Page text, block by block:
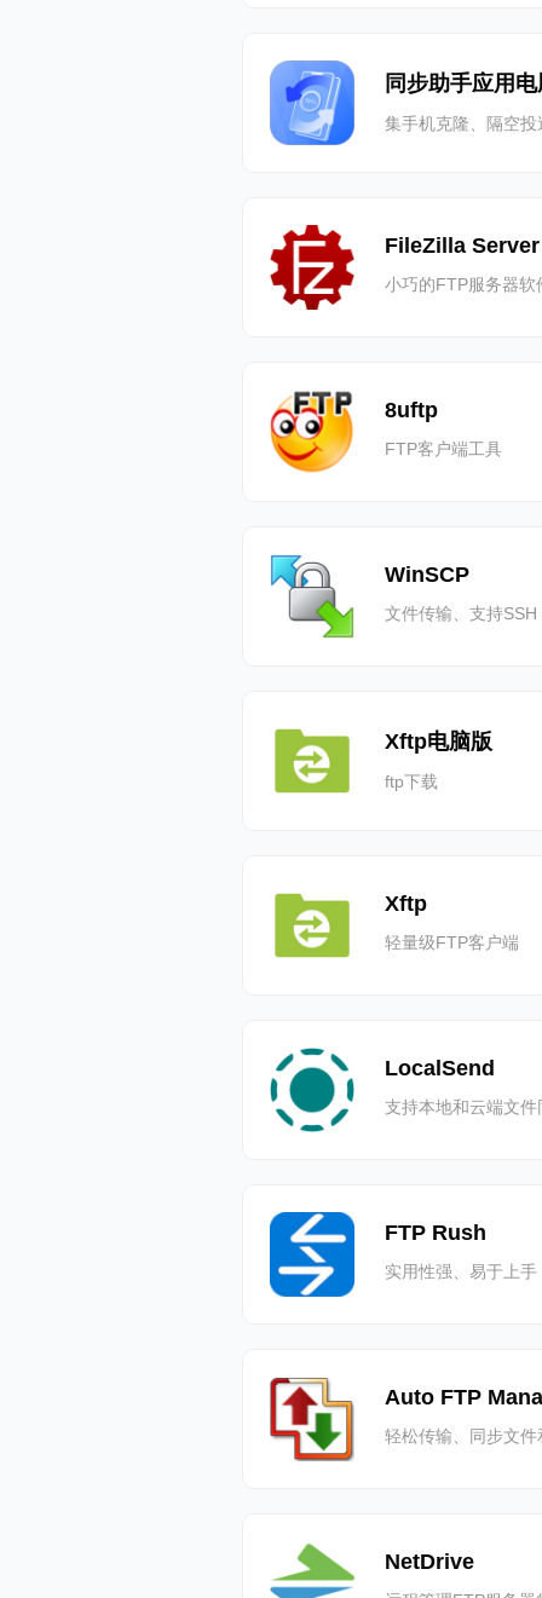
同步助手应用
集手机克隆、隔空投
FileZilla Server
小巧的FTP服务器软
8uftp
FTP客户端工具
WinSCP
文件传输、支持SSH
Xftp电脑版
ftp下载
Xftp
轻量级FTP客户端
LocalSend
支持本地和云端文
FTP Rush
实用性强、易于上手
Auto FTP
轻松传输、同步文
NetDrive